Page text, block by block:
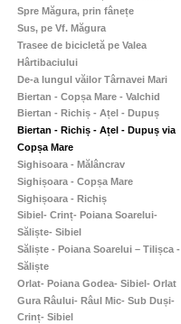
Spre Măgura, prin fânețe
Sus, pe Vf. Măgura
Trasee de bicicletă pe Valea
Hârtibaciului
De-a lungul văilor Târnavei Mari
Biertan - Copșa Mare - Valchid
Biertan - Richiș - Ațel - Dupuș
Biertan - Richiș - Ațel - Dupuș via
Copșa Mare
Sighisoara - Mălâncrav
Sighișoara - Copșa Mare
Sighișoara - Richiș
Sibiel- Crinț- Poiana Soarelui-
Săliște- Sibiel
Săliște - Poiana Soarelui – Tilișca -
Săliște
Orlat- Poiana Godea- Sibiel- Orlat
Gura Râului- Râul Mic- Sub Duși-
Crinț- Sibiel